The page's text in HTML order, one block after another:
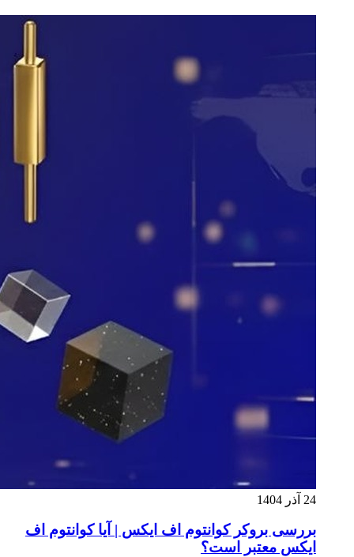
24 آذر 1404
بررسی بروکر کوانتوم اف ایکس | آیا کوانتوم اف
ایکس معتبر است؟